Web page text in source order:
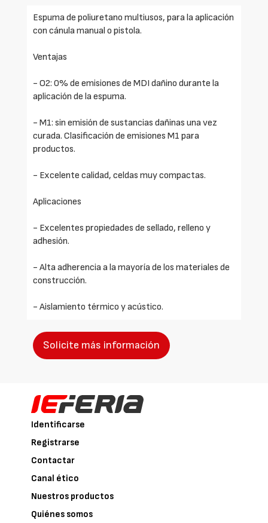
Espuma de poliuretano multiusos, para la aplicación
con cánula manual o pistola.
Ventajas
- O2: 0% de emisiones de MDI dañino durante la
aplicación de la espuma.
- M1: sin emisión de sustancias dañinas una vez
curada. Clasificación de emisiones M1 para
productos.
- Excelente calidad, celdas muy compactas.
Aplicaciones
- Excelentes propiedades de sellado, relleno y
adhesión.
- Alta adherencia a la mayoría de los materiales de
construcción.
- Aislamiento térmico y acústico.
Solicite más información
Identificarse
Registrarse
Contactar
Canal ético
Nuestros productos
Quiénes somos